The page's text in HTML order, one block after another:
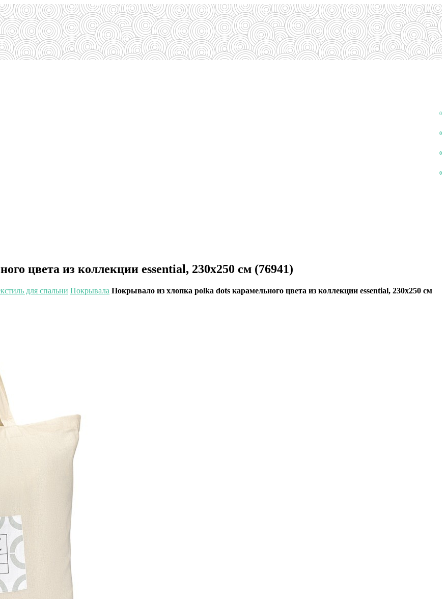
0
0
0
0
цвета из коллекции essential, 230х250 см (76941)
для спальни Покрывала Покрывало из хлопка polka dots карамельного цвета из коллекции essential, 230х250 см